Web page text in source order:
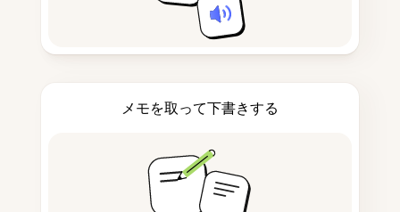
メモを取って下書きする